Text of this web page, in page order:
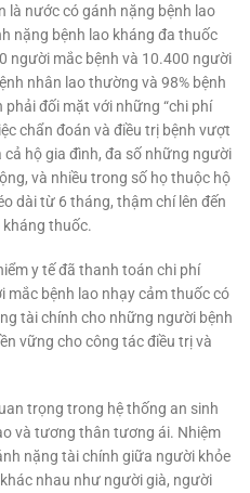
là nước có gánh nặng bệnh lao
nặng bệnh lao kháng đa thuốc
người mắc bệnh và 10.400 người
nhân lao thường và 98% bệnh
đối mặt với những “chi phí
chẩn đoán và điều trị bệnh vượt
hộ gia đình, đa số những người
và nhiều trong số họ thuộc hộ
dài từ 6 tháng, thậm chí lên đến
thuốc.
y tế đã thanh toán chi phí
bệnh lao nhạy cảm thuốc có
tài chính cho những người bệnh
vững cho công tác điều trị và
trọng trong hệ thống an sinh
và tương thân tương ái. Nhiệm
nặng tài chính giữa người khỏe
nhau như người già, người